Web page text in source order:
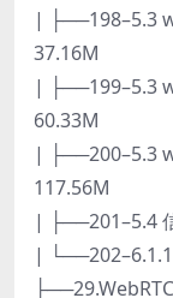
| ├──198–5.3
37.16M
| ├──199–5.3
60.33M
| ├──200–5.3
117.56M
| ├──201–5.4
|